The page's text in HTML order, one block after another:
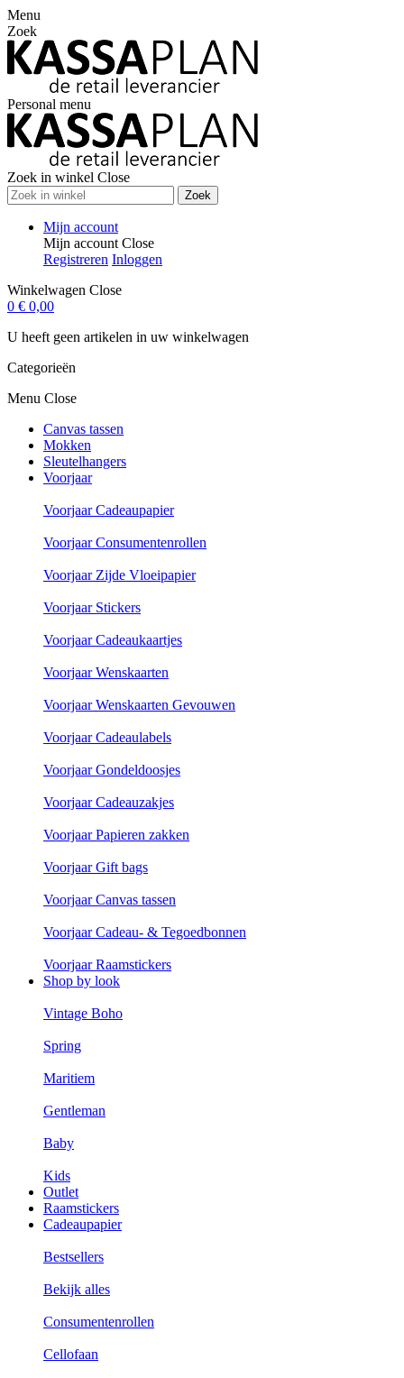
Menu
Zoek
Personal menu
Zoek in winkel Close
Zoek
Mijn account
Mijn account Close
Registreren Inloggen
Winkelwagen Close
0 € 0,00
U heeft geen artikelen in uw winkelwagen
Categorieën
Menu Close
Canvas tassen
Mokken
Sleutelhangers
Voorjaar
Voorjaar Cadeaupapier
Voorjaar Consumentenrollen
Voorjaar Zijde Vloeipapier
Voorjaar Stickers
Voorjaar Cadeaukaartjes
Voorjaar Wenskaarten
Voorjaar Wenskaarten Gevouwen
Voorjaar Cadeaulabels
Voorjaar Gondeldoosjes
Voorjaar Cadeauzakjes
Voorjaar Papieren zakken
Voorjaar Gift bags
Voorjaar Canvas tassen
Voorjaar Cadeau- & Tegoedbonnen
Voorjaar Raamstickers
Shop by look
Vintage Boho
Spring
Maritiem
Gentleman
Baby
Kids
Outlet
Raamstickers
Cadeaupapier
Bestsellers
Bekijk alles
Consumentenrollen
Cellofaan